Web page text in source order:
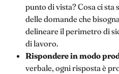
punto di vista? Cosa ci sta
delle domande che
delineare il perimetro di
di lavoro.
Rispondere in modo
verbale, ogni risposta è